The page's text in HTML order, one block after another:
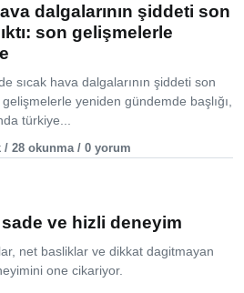
dalgalarının şiddeti son
son gelişmelerle
sıcak hava dalgalarının şiddeti son
gelişmelerle yeniden gündemde başlığı,
türkiye...
28 okunma / 0 yorum
ve hizli deneyim
net basliklar ve dikkat dagitmayan
one cikariyor.